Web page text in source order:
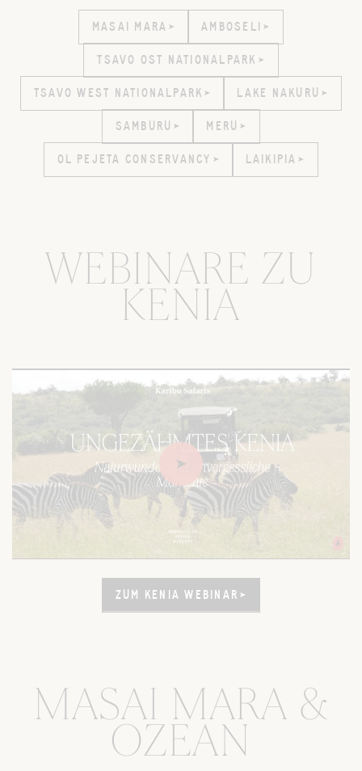
MASAI MARA
MASAI MARA AMBOSELI
AMBOSELI
TSAVO OST NATIONALPARK
TSAVO OST NATIONALPARK
TSAVO WEST NATIONALPARK
TSAVO WEST NATIONALPARK LAKE NAKURU
LAKE NAKURU
SAMBURU
SAMBURU MERU
MERU
OL PEJETA CONSERVANCY
OL PEJETA CONSERVANCY LAIKIPIA
LAIKIPIA
WEBINARE ZU
KENIA
Play
ZUM KENIA WEBINAR
ZUM KENIA WEBINAR
MASAI MARA &
OZEAN